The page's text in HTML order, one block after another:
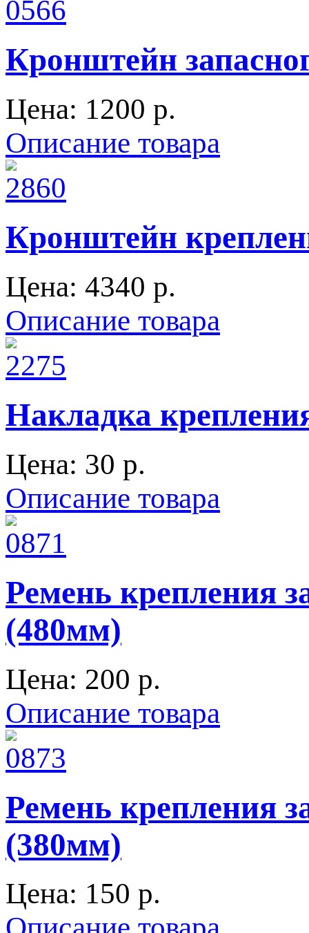
Кронштейн
Цена: 1200 p.
Описание товара
Кронштейн
Цена: 4340 p.
Описание товара
Накладка
Цена: 30 p.
Описание товара
Ремень крепления
(480мм)
Цена: 200 p.
Описание товара
Ремень крепления
(380мм)
Цена: 150 p.